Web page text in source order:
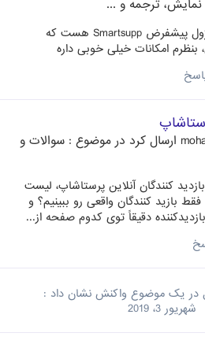
ترجمه و ...
در حال حاضر پیشنهاد من ماژول پیشفرض Smartsupp هست که
امکانات خیلی خوبی داره
ارسال کرد در موضوع : سوالات و
کنندگان آنلاین پرستاشاپ، لیست
بازید کنندگان واقعی رو ببینیم؟ و
دقیقاً توی کدوم صفحه از...
در یک موضوع واکنش نشان داد :
شهریور 3، 2019